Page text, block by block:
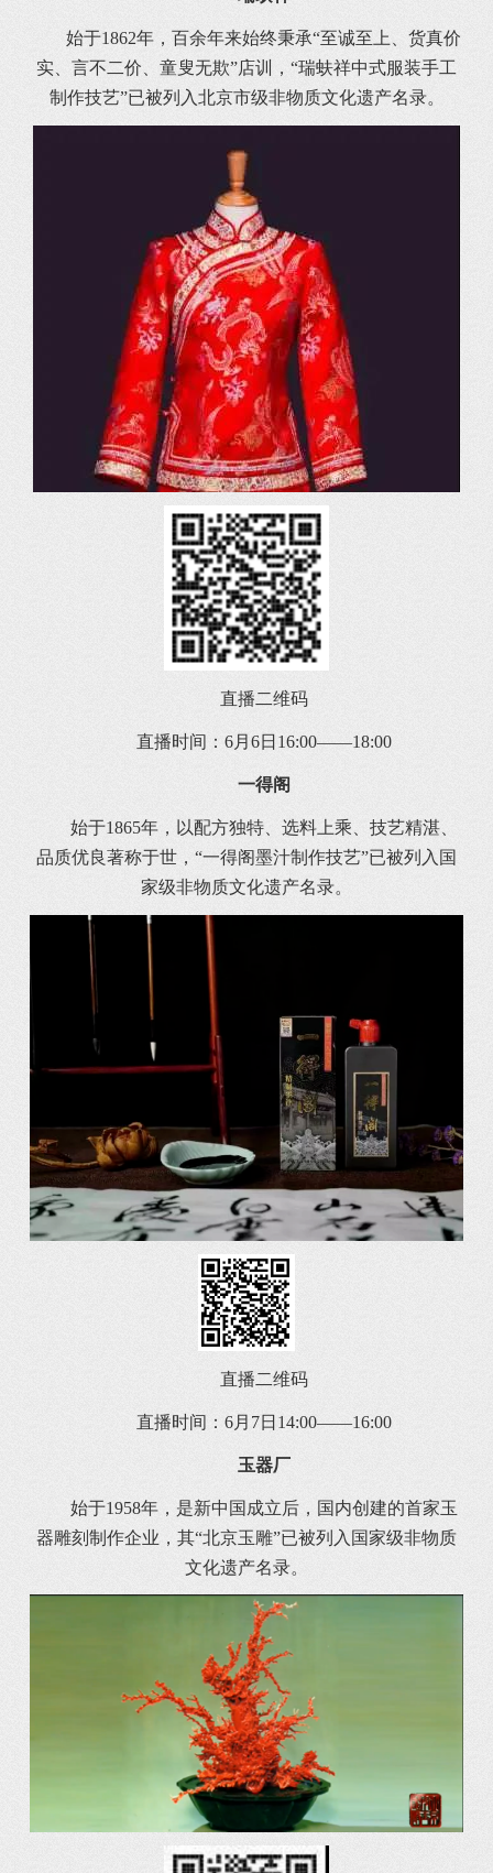
始于1862年，百余年来始终秉承“至诚至上、货真价
实、言不二价、童叟无欺”店训，“瑞蚨祥中式服装手工
制作技艺”已被列入北京市级非物质文化遗产名录。
直播二维码
直播时间：6月6日16:00——18:00
一得阁
始于1865年，以配方独特、选料上乘、技艺精湛、
品质优良著称于世，“一得阁墨汁制作技艺”已被列入国
家级非物质文化遗产名录。
直播二维码
直播时间：6月7日14:00——16:00
玉器厂
始于1958年，是新中国成立后，国内创建的首家玉
器雕刻制作企业，其“北京玉雕”已被列入国家级非物质
文化遗产名录。